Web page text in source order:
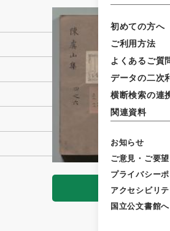
初めての方へ
ご利用方法
よくあるご質
データの二次
横断検索の連
関連資料
お知らせ
ご意見・ご要望
プライバシー
アクセシビリ
国立公文書館へ
閲覧